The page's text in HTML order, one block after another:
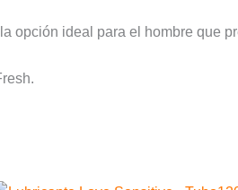
opción ideal para el hombre que